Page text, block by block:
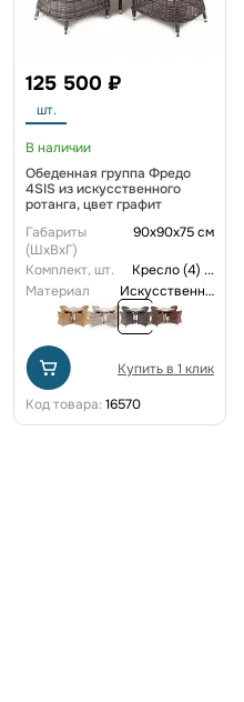
125 500 ₽
шт.
В наличии
Обеденная группа Фредо
4SIS из искусственного
ротанга, цвет графит
Габариты
(ШxВxГ)
90х90х75 см
Комплект, шт. Кресло (4) ...
Материал
Искусственный ротанг
Купить в 1 клик
Код товара: 16570